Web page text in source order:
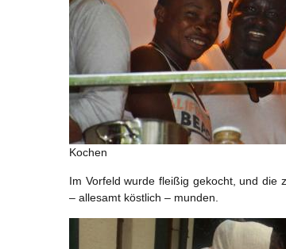
Kochen
Im Vorfeld wurde fleißig gekocht, und die
– allesamt köstlich – munden.